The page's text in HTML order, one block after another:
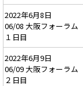
2022年6月8日
06/08 大阪フォーラム
１日目
2022年6月9日
06/09 大阪フォーラム
２日目